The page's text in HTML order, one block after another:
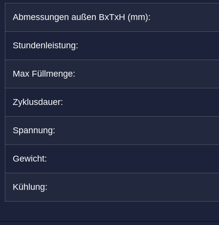
Abmessungen außen BxTxH (mm):
Stundenleistung:
Max Füllmenge:
Zyklusdauer:
Spannung:
Gewicht:
Kühlung: